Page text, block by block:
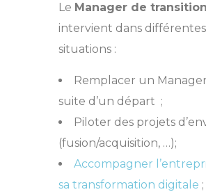
Le Manager de transition
intervient dans différentes
situations :
Remplacer un
suite d’un départ ;
Piloter des projets
(fusion/acquisition, …);
Accompagner
sa transformation digitale ;